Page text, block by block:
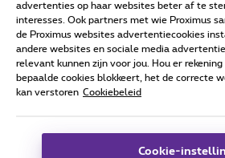
Alle rechten voorbehouden. ©
Algemene voorwaarden,
Deze website is gecreëerd en wordt
advertenties op haar websites beter af te
interesses. Ook partners met wie Proximus
de Proximus websites advertentiecookies
andere websites en sociale media
relevant kunnen zijn voor jou. Hou er
bepaalde cookies blokkeert, het de correcte
kan verstoren Cookiebeleid
Cookie-